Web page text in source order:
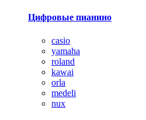
Цифровые пианино
casio
yamaha
roland
kawai
orla
medeli
nux